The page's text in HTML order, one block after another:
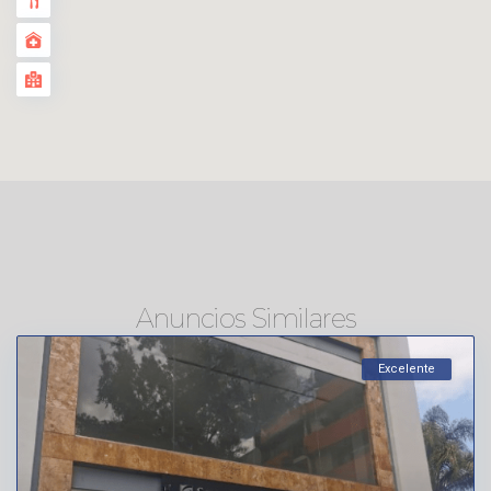
Anuncios Similares
Excelente